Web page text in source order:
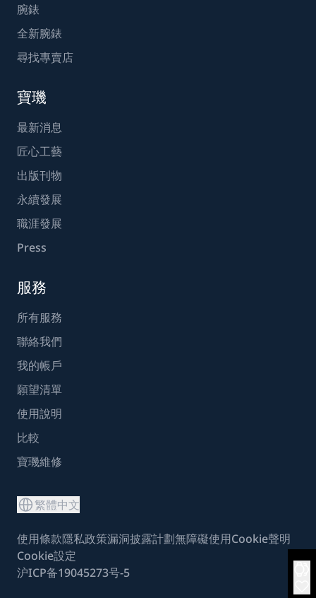
腕錶
全新腕錶
尋找專賣店
寶璣
最新消息
匠心工藝
出版刊物
永續發展
職涯發展
Press
服務
所有服務
聯絡我們
我的帳戶
願望清單
使用說明
比較
寶璣維修
繁體中文
使用條款隱私政策漏洞披露計劃無障礙使用Cookie聲明
Cookie設定
沪ICP备19045273号-5